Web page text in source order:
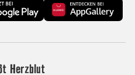
Herzblut